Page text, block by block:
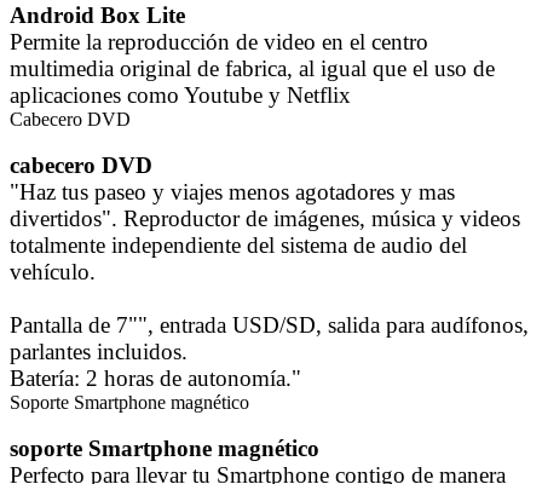
Android Box Lite
Permite la reproducción de video en el centro
multimedia original de fabrica, al igual que el uso de
aplicaciones como Youtube y Netflix
Cabecero DVD
cabecero DVD
"Haz tus paseo y viajes menos agotadores y mas
divertidos". Reproductor de imágenes, música y videos
totalmente independiente del sistema de audio del
vehículo.
Pantalla de 7"", entrada USD/SD, salida para audífonos,
parlantes incluidos.
Batería: 2 horas de autonomía."
Soporte Smartphone magnético
soporte Smartphone magnético
Perfecto para llevar tu Smartphone contigo de manera